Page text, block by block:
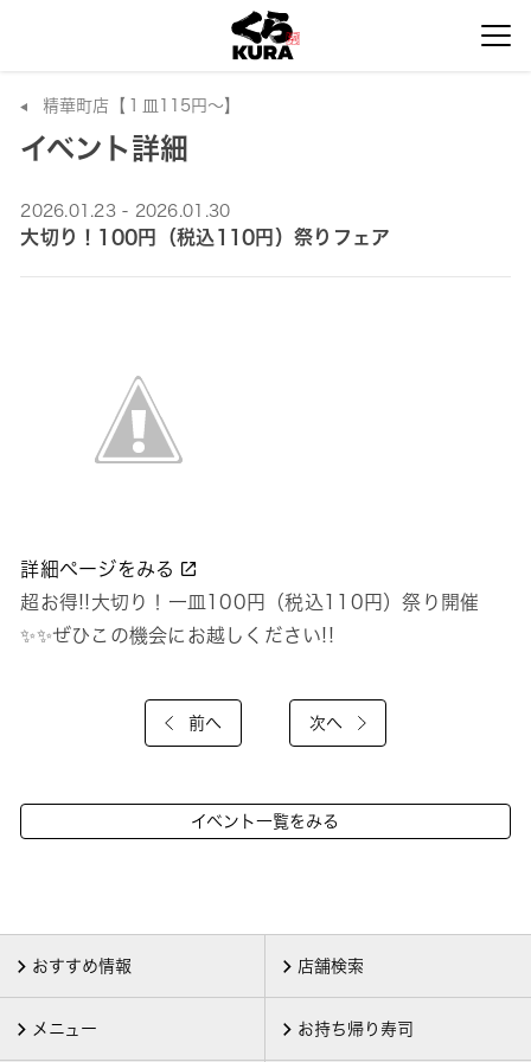
精華町店【１皿115円～】
イベント詳細
2026.01.23 - 2026.01.30
大切り！100円（税込110円）祭りフェア
詳細ページをみる
超お得!!大切り！一皿100円（税込110円）祭り開催
✨✨ぜひこの機会にお越しください!!
前へ 次へ
イベント一覧をみる
おすすめ情報 店舗検索
メニュー お持ち帰り寿司